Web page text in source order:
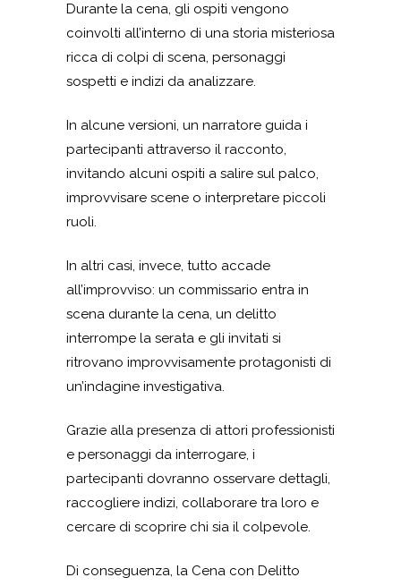
Durante la cena, gli ospiti vengono
coinvolti all’interno di una storia misteriosa
ricca di colpi di scena, personaggi
sospetti e indizi da analizzare.
In alcune versioni, un narratore guida i
partecipanti attraverso il racconto,
invitando alcuni ospiti a salire sul palco,
improvvisare scene o interpretare piccoli
ruoli.
In altri casi, invece, tutto accade
all’improvviso: un commissario entra in
scena durante la cena, un delitto
interrompe la serata e gli invitati si
ritrovano improvvisamente protagonisti di
un’indagine investigativa.
Grazie alla presenza di attori professionisti
e personaggi da interrogare, i
partecipanti dovranno osservare dettagli,
raccogliere indizi, collaborare tra loro e
cercare di scoprire chi sia il colpevole.
Di conseguenza, la Cena con Delitto